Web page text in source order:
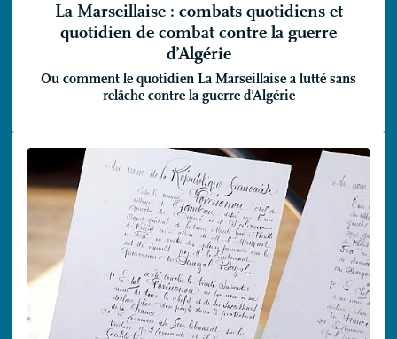
La Marseillaise : combats quotidiens et
quotidien de combat contre la guerre
d’Algérie
Ou comment le quotidien La Marseillaise a lutté sans
relâche contre la guerre d’Algérie